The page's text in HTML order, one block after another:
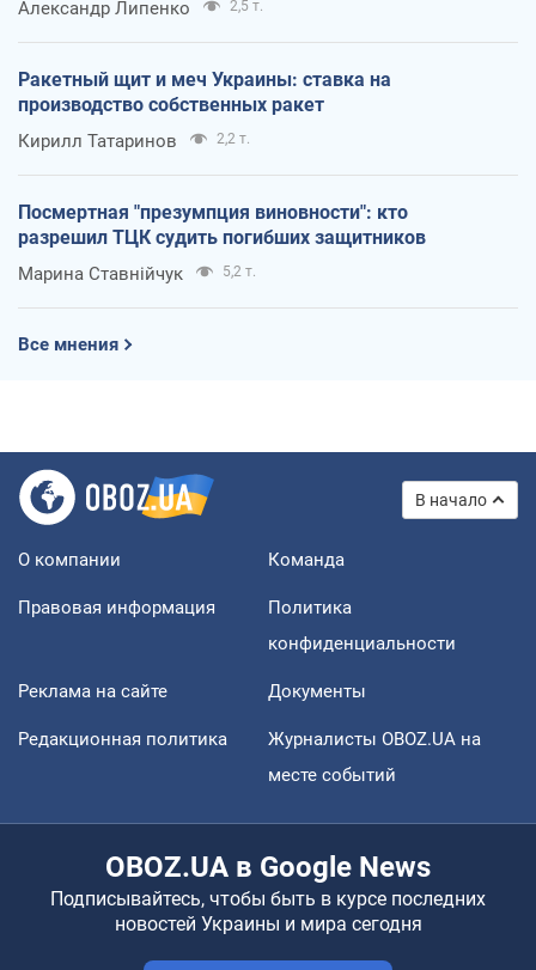
Александр Липенко 2,5 т.
Ракетный щит и меч Украины: ставка на
производство собственных ракет
Кирилл Татаринов 2,2 т.
Посмертная "презумпция виновности": кто
разрешил ТЦК судить погибших защитников
Марина Ставнійчук 5,2 т.
Все мнения
В начало
О компании Команда
Правовая информация
Политика
конфиденциальности
Реклама на сайте Документы
Редакционная политика
Журналисты OBOZ.UA на
месте событий
OBOZ.UA в Google News
Подписывайтесь, чтобы быть в курсе последних
новостей Украины и мира сегодня